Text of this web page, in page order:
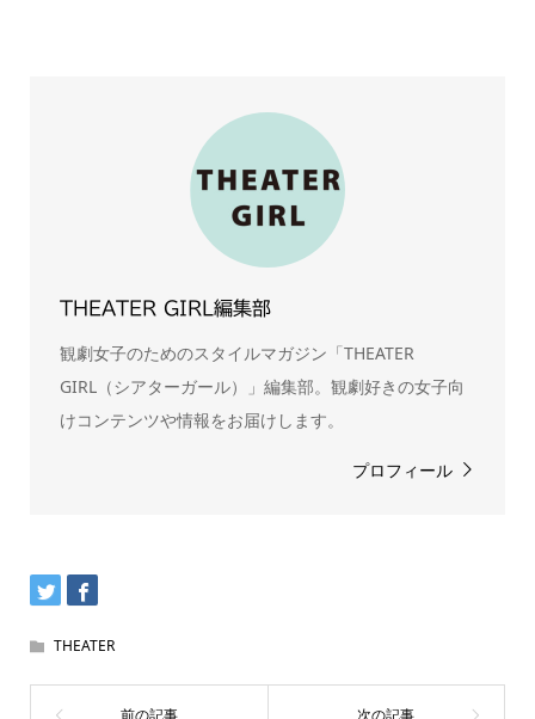
THEATER GIRL編集部
観劇女子のためのスタイルマガジン「THEATER
GIRL（シアターガール）」編集部。観劇好きの女子向
けコンテンツや情報をお届けします。
プロフィール
THEATER